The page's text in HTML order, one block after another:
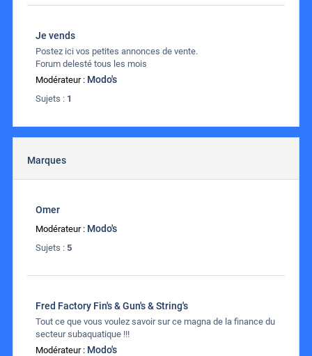
Je vends
Postez ici vos petites annonces de vente.
Forum delesté tous les mois
Modérateur : Modo's
Sujets : 1
Marques
Omer
Modérateur : Modo's
Sujets : 5
Fred Factory Fin's & Gun's & String's
Tout ce que vous voulez savoir sur ce magna de la finance du
secteur subaquatique !!!
Modérateur : Modo's